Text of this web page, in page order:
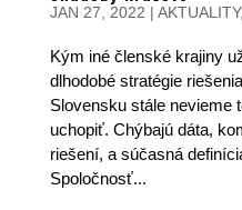
JAN 27, 2022 | AKTUALITY,
Kým iné členské krajiny
dlhodobé stratégie
Slovensku stále nevieme
uchopiť. Chýbajú dáta,
riešení, a súčasná
Spoločnosť...